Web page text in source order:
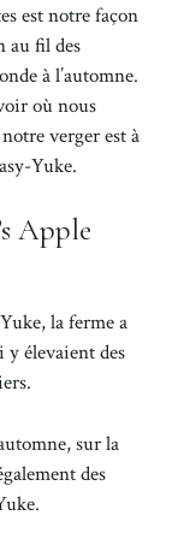
est notre façon
au fil des
à l’automne.
où nous
verger est à
Yuke.
Apple
la ferme a
y élevaient des
sur la
des